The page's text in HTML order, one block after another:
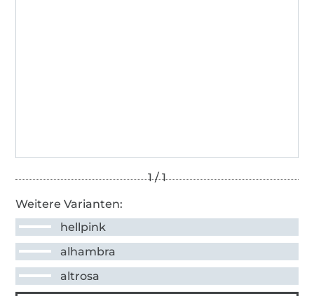
Weitere Varianten:
hellpink
alhambra
altrosa